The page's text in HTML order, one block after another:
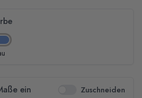
ein Zuschneiden